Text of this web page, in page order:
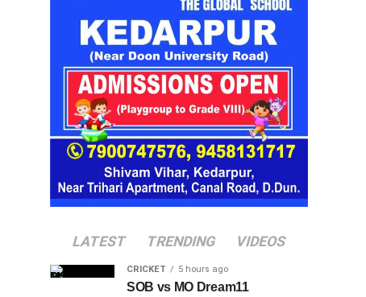
LATEST TRENDING VIDEOS
CRICKET 5 hours ago
SOB vs MO Dream11